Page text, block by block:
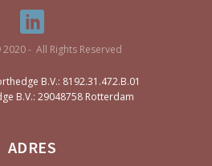
- All Rights Reserved
B.V.: 8192.31.472.B.01
B.V.: 29048758 Rotterdam
ADRES